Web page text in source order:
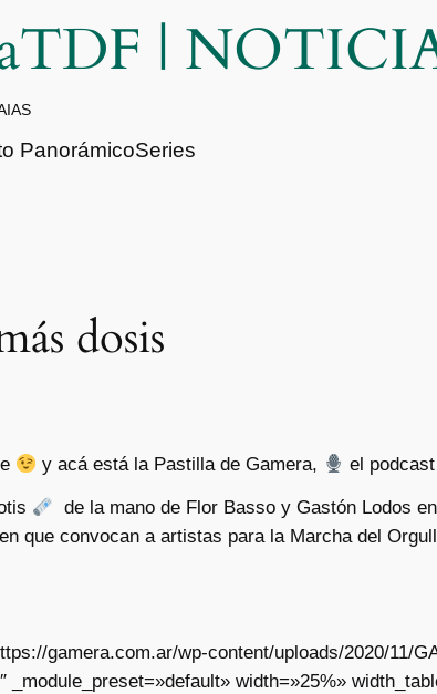
|
PanorámicoSeries
dosis
y acá está la Pastilla de Gamera, el
de la mano de Flor Basso y Gastón Lodos
que convocan a artistas para la Marcha del
gamera.com.ar/wp-content/uploads/2020/11/
_module_preset=»default» width=»25%»